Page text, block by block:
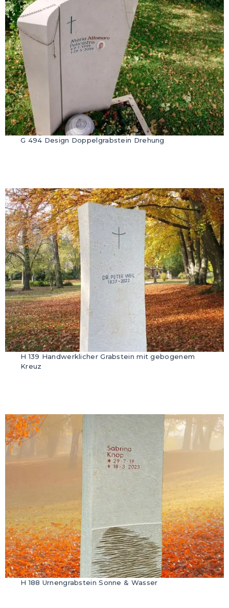
G 494 Design Doppelgrabstein Drehung
H 139 Handwerklicher Grabstein mit gebogenem
Kreuz
H 188 Urnengrabstein Sonne & Wasser